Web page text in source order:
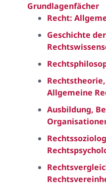
Grundlagenfächer
Recht:
Geschichte der
Allgemeine
Ausbildung,